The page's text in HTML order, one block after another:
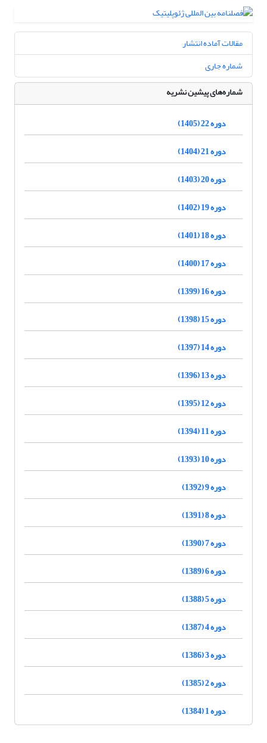
مقالات آماده انتشار
شماره جاری
شماره‌های پیشین نشریه
دوره 22 (1405)
دوره 21 (1404)
دوره 20 (1403)
دوره 19 (1402)
دوره 18 (1401)
دوره 17 (1400)
دوره 16 (1399)
دوره 15 (1398)
دوره 14 (1397)
دوره 13 (1396)
دوره 12 (1395)
دوره 11 (1394)
دوره 10 (1393)
دوره 9 (1392)
دوره 8 (1391)
دوره 7 (1390)
دوره 6 (1389)
دوره 5 (1388)
دوره 4 (1387)
دوره 3 (1386)
دوره 2 (1385)
دوره 1 (1384)